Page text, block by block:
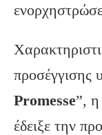
προσέγγισης
Promesse”,
έδειξε την